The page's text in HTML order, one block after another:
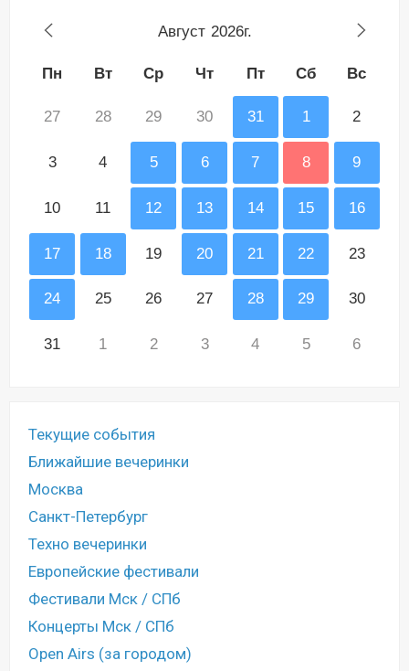
Август 2026г.
Пн Вт Ср Чт Пт Сб Вс
27 28 29 30 31 1 2
3 4 5 6 7 8 9
10 11 12 13 14 15 16
17 18 19 20 21 22 23
24 25 26 27 28 29 30
31 1 2 3 4 5 6
Текущие события
Ближайшие вечеринки
Москва
Санкт-Петербург
Техно вечеринки
Европейские фестивали
Фестивали Мск / СПб
Концерты Мск / СПб
Open Airs (за городом)